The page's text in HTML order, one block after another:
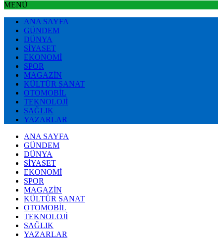
MENÜ
ANA SAYFA
GÜNDEM
DÜNYA
SİYASET
EKONOMİ
SPOR
MAGAZİN
KÜLTÜR SANAT
OTOMOBİL
TEKNOLOJİ
SAĞLIK
YAZARLAR
ANA SAYFA
GÜNDEM
DÜNYA
SİYASET
EKONOMİ
SPOR
MAGAZİN
KÜLTÜR SANAT
OTOMOBİL
TEKNOLOJİ
SAĞLIK
YAZARLAR